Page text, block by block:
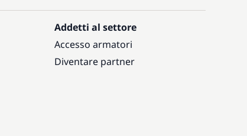
Addetti al settore
Accesso armatori
Diventare partner